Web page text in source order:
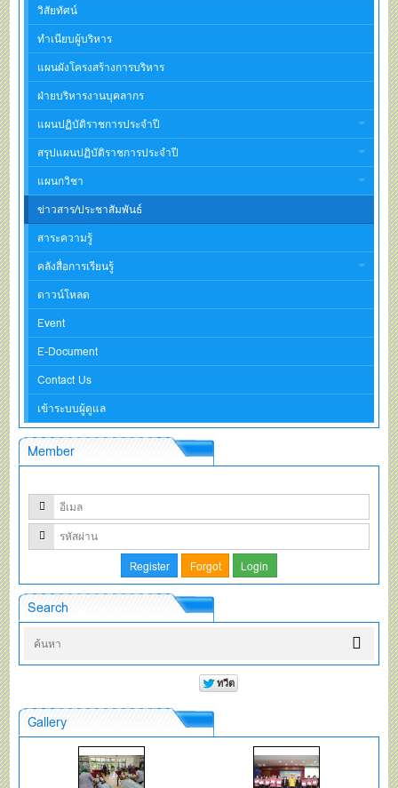
วิสัยทัศน์
ทำเนียบผู้บริหาร
แผนผังโครงสร้างการบริหาร
ฝ่ายบริหารงานบุคลากร
แผนปฏิบัติราชการประจำปี
สรุปแผนปฏิบัติราชการประจำปี
แผนกวิชา
ข่าวสาร/ประชาสัมพันธ์
สาระความรู้
คลังสื่อการเรียนรู้
ดาวน์โหลด
Event
E-Document
Contact Us
เข้าระบบผู้ดูแล
Member
Search
Gallery